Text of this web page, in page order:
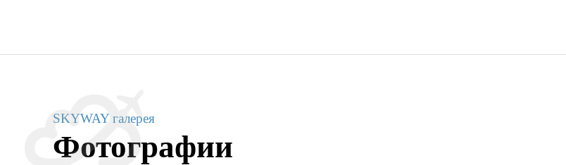
SKYWAY галерея
Фотографии